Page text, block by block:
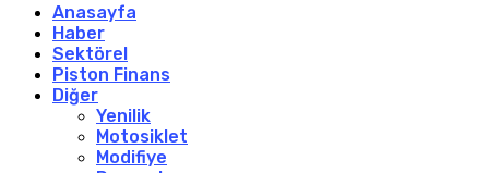
Anasayfa
Haber
Sektörel
Piston Finans
Diğer
Yenilik
Motosiklet
Modifiye